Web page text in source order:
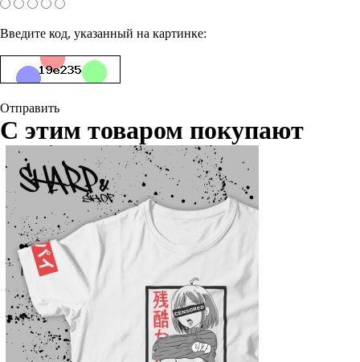
Введите код, указанный на картинке:
Отправить
С этим товаром покупают